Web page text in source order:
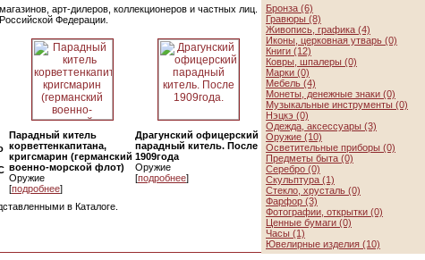
арт-дилеров, коллекционеров и частных лиц.
Федерации.
Парадный китель
корветтенкапитана,
кригсмарин (германский
военно-морской флот)
Оружие
[подробнее]
Драгунский офицерский
парадный китель. После
1909года
Оружие
[подробнее]
в Каталоге.
Бронза (6)
Гравюры (8)
Живопись, графика (4)
Иконы, церковная утварь (0)
Книги (12)
Ковры, шпалеры (0)
Марки (0)
Мебель (4)
Монеты, денежные знаки (0)
Музыкальные инструменты (0)
Нэцкэ (0)
Одежда, аксессуары (3)
Оружие (10)
Осветительные приборы (0)
Предметы быта (0)
Серебро (0)
Скульптура (1)
Стекло, хрусталь (0)
Фарфор (3)
Фотографии, открытки (0)
Ценные бумаги (0)
Часы (1)
Ювелирные изделия (10)